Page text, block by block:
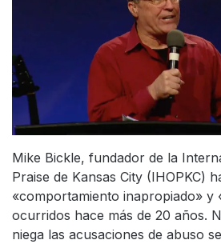
Mike Bickle, fundador de la
Praise de Kansas City (IHOPKC)
«comportamiento inapropiado» y
ocurridos hace más de 20 años.
niega las acusaciones de abuso